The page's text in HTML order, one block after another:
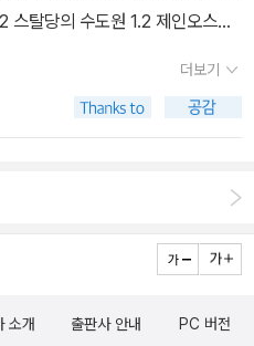
적어놓은 책들과 크게 다르지는
와는 조금 견해차이가 있다요즘의
, 신뢰, 가족, 파트너, 공생 이런
는 내용을 보면 조금 과격하다 싶
맞지 않는다물론 보통의 반려
겠지만..요즘의 트렌드와는 조금
이 바뀌고 있구나하는것을 알게
그만두었는데 아직도 읽고 싶다.
.. 이거... 뉴스킷
책이란다... 세퍼트를 길러 분양
더보기
소개 출판사 안내 PC 버전